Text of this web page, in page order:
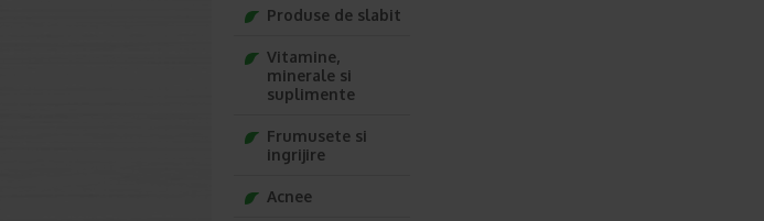
Produse de slabit
Vitamine,
minerale si
suplimente
Frumusete si
ingrijire
Acnee